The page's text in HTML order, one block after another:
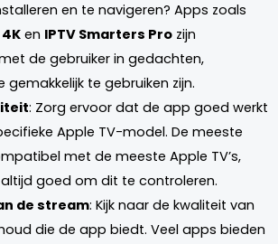
en te navigeren? Apps zoals
en IPTV Smarters Prozijn
de gebruiker in gedachten,
gemakkelijk te gebruiken zijn.
: Zorg ervoor dat de app goed werkt
Apple TV-model. De meeste
met de meeste Apple TV’s,
goed om dit te controleren.
de stream: Kijk naar de kwaliteit van
die de app biedt. Veel apps bieden